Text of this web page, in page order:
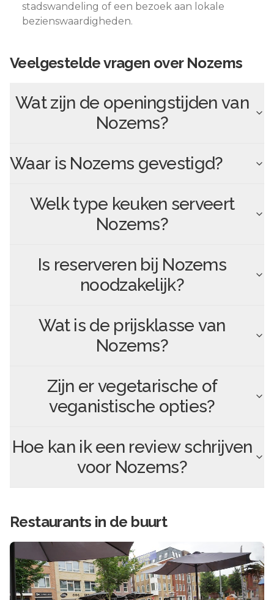
stadswandeling of een bezoek aan lokale
bezienswaardigheden.
Veelgestelde vragen over Nozems
Wat zijn de openingstijden van
Nozems?
Waar is Nozems gevestigd?
Welk type keuken serveert
Nozems?
Is reserveren bij Nozems
noodzakelijk?
Wat is de prijsklasse van
Nozems?
Zijn er vegetarische of
veganistische opties?
Hoe kan ik een review schrijven
voor Nozems?
Restaurants in de buurt